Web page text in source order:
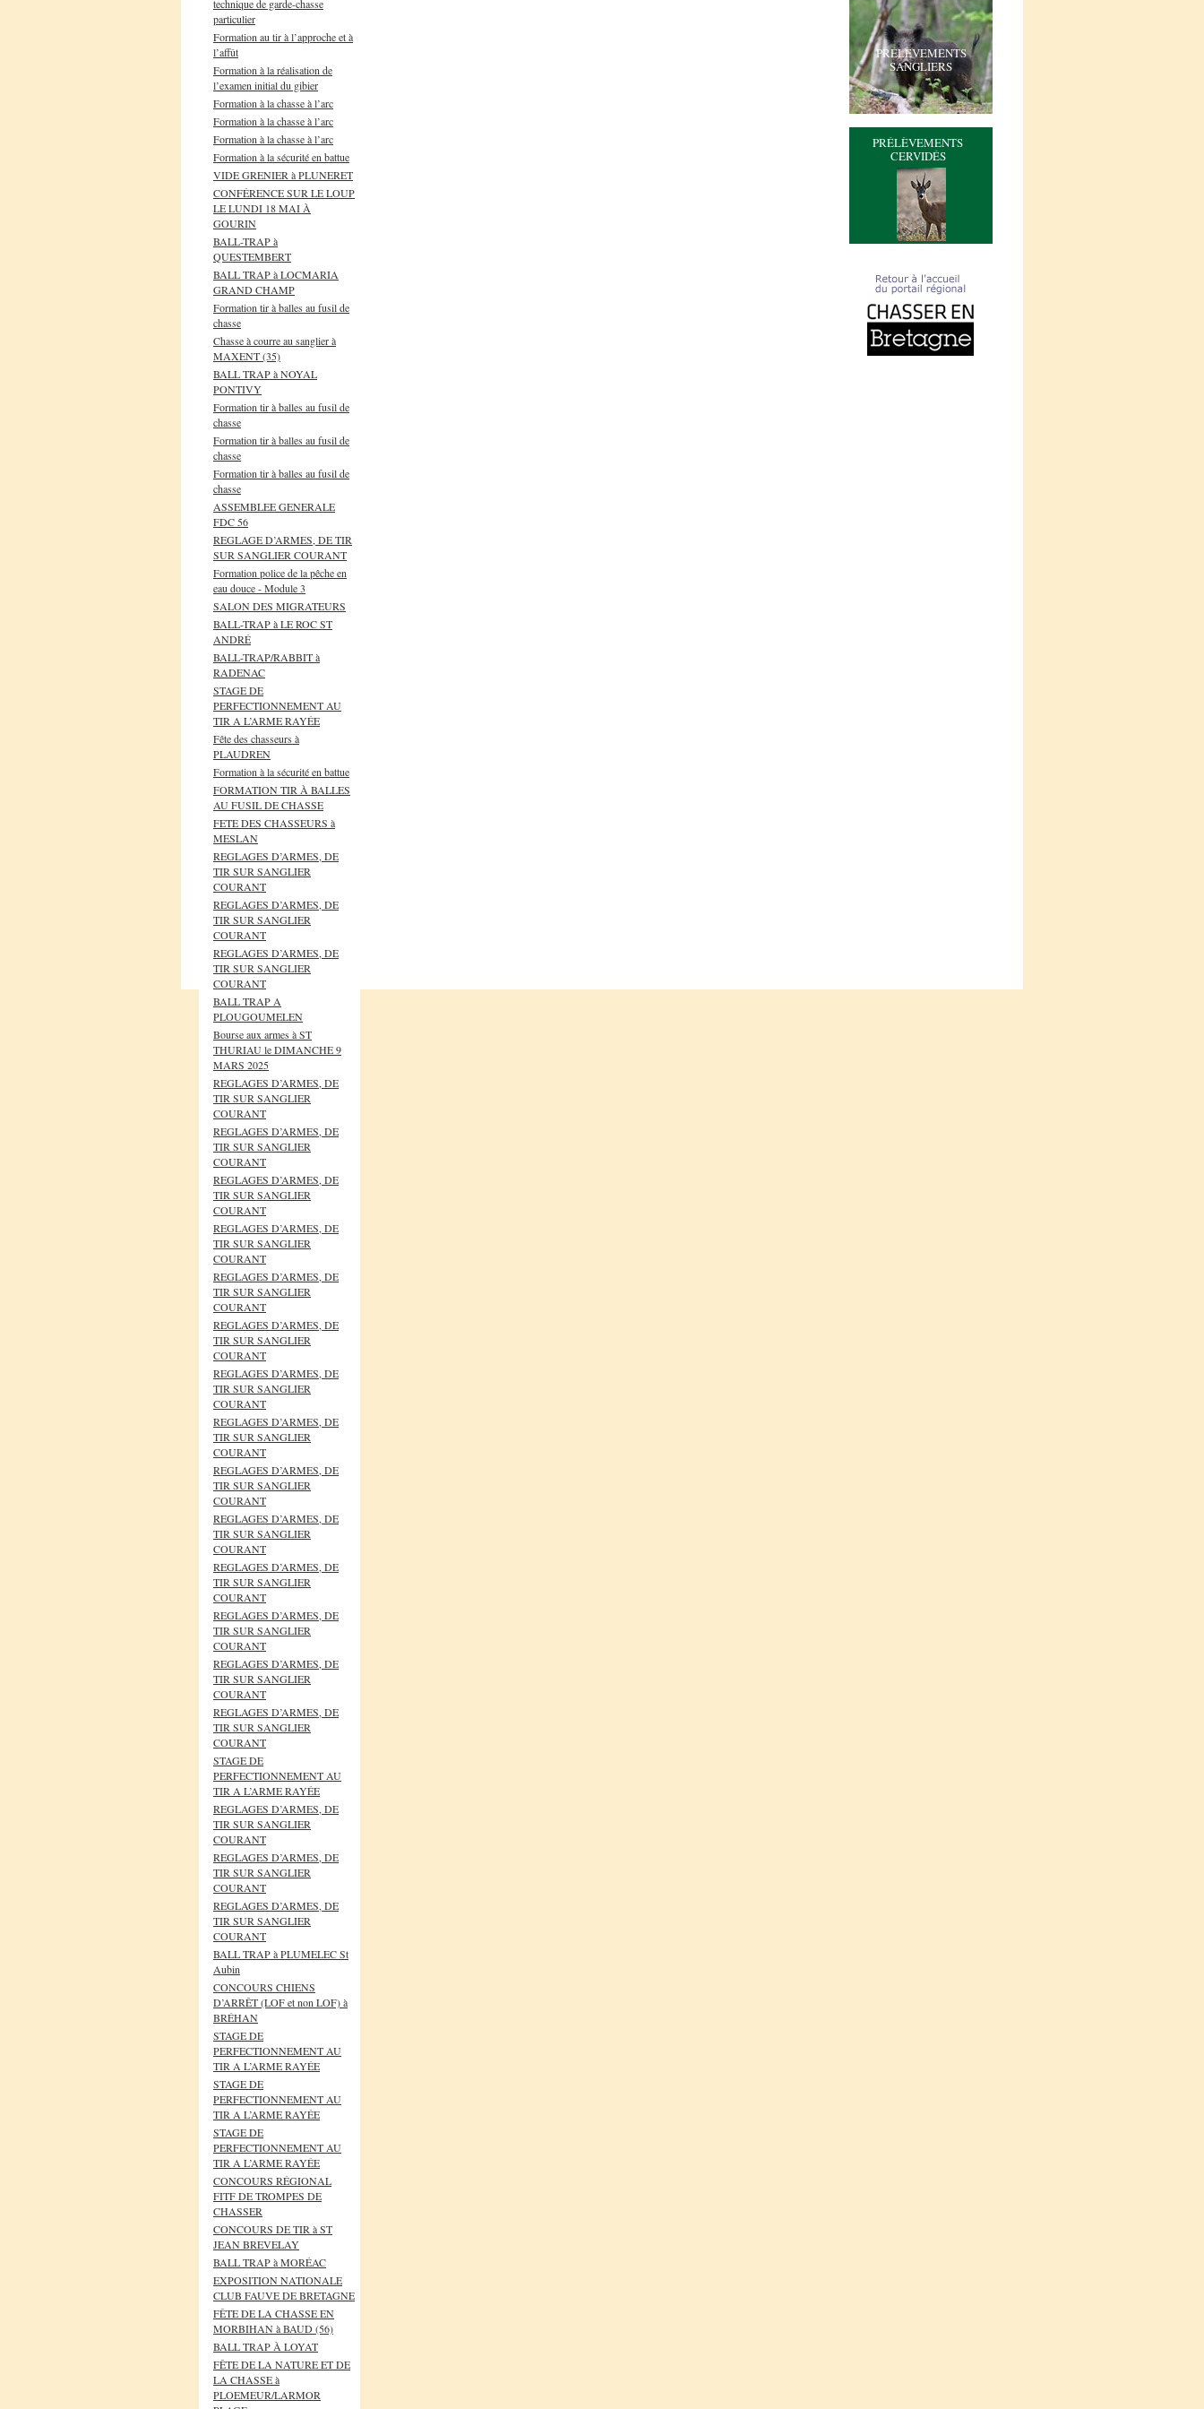
technique de garde-chasse
particulier
Formation au tir à l’approche et à
l’affût
Formation à la réalisation de
l’examen initial du gibier
Formation à la chasse à l’arc
Formation à la chasse à l’arc
Formation à la chasse à l’arc
Formation à la sécurité en battue
VIDE GRENIER à PLUNERET
CONFÉRENCE SUR LE LOUP
LE LUNDI 18 MAI À
GOURIN
BALL-TRAP à
QUESTEMBERT
BALL TRAP à LOCMARIA
GRAND CHAMP
Formation tir à balles au fusil de
chasse
Chasse à courre au sanglier à
MAXENT (35)
BALL TRAP à NOYAL
PONTIVY
Formation tir à balles au fusil de
chasse
Formation tir à balles au fusil de
chasse
Formation tir à balles au fusil de
chasse
ASSEMBLEE GENERALE
FDC 56
REGLAGE D’ARMES, DE TIR
SUR SANGLIER COURANT
Formation police de la pêche en
eau douce - Module 3
SALON DES MIGRATEURS
BALL-TRAP à LE ROC ST
ANDRÉ
BALL-TRAP/RABBIT à
RADENAC
STAGE DE
PERFECTIONNEMENT AU
TIR A L’ARME RAYÉE
Fête des chasseurs à
PLAUDREN
Formation à la sécurité en battue
FORMATION TIR À BALLES
AU FUSIL DE CHASSE
FETE DES CHASSEURS à
MESLAN
REGLAGES D’ARMES, DE
TIR SUR SANGLIER
COURANT
REGLAGES D’ARMES, DE
TIR SUR SANGLIER
COURANT
REGLAGES D’ARMES, DE
TIR SUR SANGLIER
COURANT
BALL TRAP A
PLOUGOUMELEN
Bourse aux armes à ST
THURIAU le DIMANCHE 9
MARS 2025
REGLAGES D’ARMES, DE
TIR SUR SANGLIER
COURANT
REGLAGES D’ARMES, DE
TIR SUR SANGLIER
COURANT
REGLAGES D’ARMES, DE
TIR SUR SANGLIER
COURANT
REGLAGES D’ARMES, DE
TIR SUR SANGLIER
COURANT
REGLAGES D’ARMES, DE
TIR SUR SANGLIER
COURANT
REGLAGES D’ARMES, DE
TIR SUR SANGLIER
COURANT
REGLAGES D’ARMES, DE
TIR SUR SANGLIER
COURANT
REGLAGES D’ARMES, DE
TIR SUR SANGLIER
COURANT
REGLAGES D’ARMES, DE
TIR SUR SANGLIER
COURANT
REGLAGES D’ARMES, DE
TIR SUR SANGLIER
COURANT
REGLAGES D’ARMES, DE
TIR SUR SANGLIER
COURANT
REGLAGES D’ARMES, DE
TIR SUR SANGLIER
COURANT
REGLAGES D’ARMES, DE
TIR SUR SANGLIER
COURANT
REGLAGES D’ARMES, DE
TIR SUR SANGLIER
COURANT
STAGE DE
PERFECTIONNEMENT AU
TIR A L’ARME RAYÉE
REGLAGES D’ARMES, DE
TIR SUR SANGLIER
COURANT
REGLAGES D’ARMES, DE
TIR SUR SANGLIER
COURANT
REGLAGES D’ARMES, DE
TIR SUR SANGLIER
COURANT
BALL TRAP à PLUMELEC St
Aubin
CONCOURS CHIENS
D’ARRÊT (LOF et non LOF) à
BRÉHAN
STAGE DE
PERFECTIONNEMENT AU
TIR A L’ARME RAYÉE
STAGE DE
PERFECTIONNEMENT AU
TIR A L’ARME RAYÉE
STAGE DE
PERFECTIONNEMENT AU
TIR A L’ARME RAYÉE
CONCOURS RÉGIONAL
FITF DE TROMPES DE
CHASSER
CONCOURS DE TIR à ST
JEAN BREVELAY
BALL TRAP à MORÉAC
EXPOSITION NATIONALE
CLUB FAUVE DE BRETAGNE
FÊTE DE LA CHASSE EN
MORBIHAN à BAUD (56)
BALL TRAP À LOYAT
FÊTE DE LA NATURE ET DE
LA CHASSE à
PLOEMEUR/LARMOR
PRÉLÈVEMENTS
SANGLIERS
PRÉLÈVEMENTS
CERVIDÉS